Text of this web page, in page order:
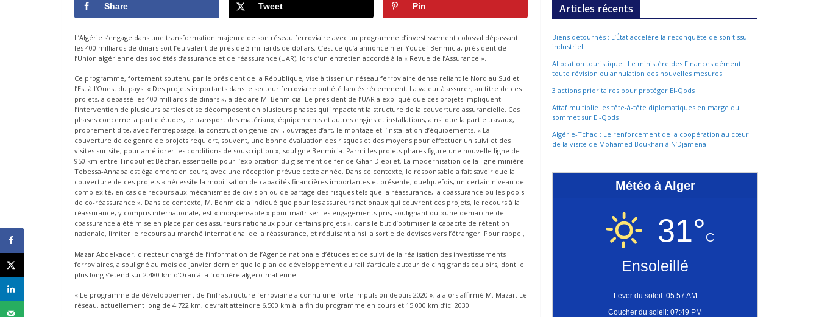
Share Tweet Pin
L’Algérie s’engage dans une transformation majeure de son réseau ferroviaire avec un programme d’investissement colossal dépassant
les 400 milliards de dinars soit l’éuivalent de près de 3 milliards de dollars. C’est ce qu’a annoncé hier Youcef Benmicia, président de
l’Union algérienne des sociétés d’assurance et de réassurance (UAR), lors d’un entretien accordé à la « Revue de l’Assurance ».
Ce programme, fortement soutenu par le président de la République, vise à tisser un réseau ferroviaire dense reliant le Nord au Sud et
l’Est à l’Ouest du pays. « Des projets importants dans le secteur ferroviaire ont été lancés récemment. La valeur à assurer, au titre de ces
projets, a dépassé les 400 milliards de dinars », a déclaré M. Benmicia. Le président de l’UAR a expliqué que ces projets impliquent
l’intervention de plusieurs parties et se décomposent en plusieurs phases qui impactent la structure de la couverture assurancielle. Ces
phases concerne la partie études, le transport des matériaux, équipements et autres engins et installations, ainsi que la partie travaux,
proprement dite, avec l’entreposage, la construction génie-civil, ouvrages d’art, le montage et l’installation d’équipements. « La
couverture de ce genre de projets requiert, souvent, une bonne évaluation des risques et des moyens pour effectuer un suivi et des
visites sur site, pour améliorer les conditions de souscription », souligne Benmicia. Parmi les projets phares figure une nouvelle ligne de
950 km entre Tindouf et Béchar, essentielle pour l’exploitation du gisement de fer de Ghar Djebilet. La modernisation de la ligne minière
Tebessa-Annaba est également en cours, avec une réception prévue cette année. Dans ce contexte, le responsable a fait savoir que la
couverture de ces projets « nécessite la mobilisation de capacités financières importantes et présente, quelquefois, un certain niveau de
complexité, en cas de recours aux mécanismes de division ou de partage des risques tels que la réassurance, la coassurance ou les pools
de co-réassurance ». Dans ce contexte, M. Benmicia a indiqué que pour les assureurs nationaux qui couvrent ces projets, le recours à la
réassurance, y compris internationale, est « indispensable » pour maîtriser les engagements pris, soulignant qu' »une démarche de
coassurance a été mise en place par des assureurs nationaux pour certains projets », dans le but d’optimiser la capacité de rétention
nationale, limiter le recours au marché international de la réassurance, et réduisant ainsi la sortie de devises vers l’étranger. Pour rappel,
Mazar Abdelkader, directeur chargé de l’information de l’Agence nationale d’études et de suivi de la réalisation des investissements
ferroviaires, a souligné au mois de janvier dernier que le plan de développement du rail s’articule autour de cinq grands couloirs, dont le
plus long s’étend sur 2.480 km d’Oran à la frontière algéro-malienne.
« Le programme de développement de l’infrastructure ferroviaire a connu une forte impulsion depuis 2020 », a alors affirmé M. Mazar. Le
réseau, actuellement long de 4.722 km, devrait atteindre 6.500 km à la fin du programme en cours et 15.000 km d’ici 2030.
Articles récents
Biens détournés : L’État accélère la reconquête de son tissu
industriel
Allocation touristique : Le ministère des Finances dément
toute révision ou annulation des nouvelles mesures
3 actions prioritaires pour protéger El-Qods
Attaf multiplie les tête-à-tête diplomatiques en marge du
sommet sur El-Qods
Algérie-Tchad : Le renforcement de la coopération au cœur
de la visite de Mohamed Boukhari à N’Djamena
Météo à Alger
31°C
Ensoleillé
Lever du soleil: 05:57 AM
Coucher du soleil: 07:49 PM